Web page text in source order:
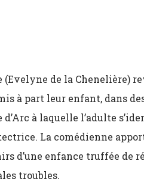
(Evelyne de la Chenelière)
à part leur enfant, dans
d’Arc à laquelle l’adulte
La comédienne
d’une enfance truffée de
troubles.